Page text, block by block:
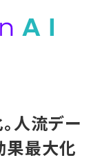
人流デー
果最大化